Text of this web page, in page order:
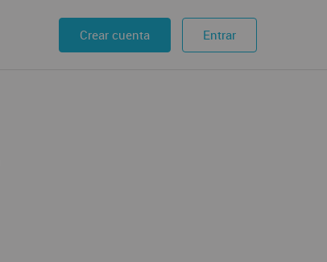
Crear cuenta Entrar